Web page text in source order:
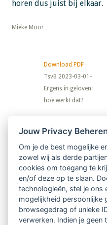
horen dus juist bij elkaar.
​​​​​​​Mieke Moor
Download PDF
TsvB 2023-03-01-
Ergens in geloven:
hoe werkt dat?
Nieuwsbrief
Ontvang 10 x per jaar
relatienieuwsbrief met
vrij toegankelijke
nieuws op het vlak
Jouw Privacy
Om je de best mogelijke
zowel wij als derde
cookies om toegang te
en/of deze op te slaan.
technologieën, stel je ons
mogelijkheid persoonlijke
browsegedrag of unieke
verwerken. Indien je